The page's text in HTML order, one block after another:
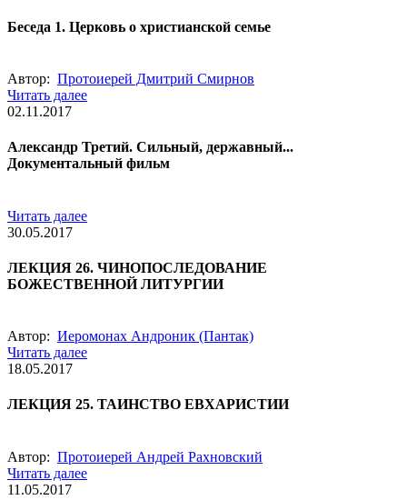
Беседа 1. Церковь о христианской семье
Автор: Протоиерей Дмитрий Смирнов
Читать далее
02.11.2017
Александр Третий. Сильный, державный...
Документальный фильм
Читать далее
30.05.2017
ЛЕКЦИЯ 26. ЧИНОПОСЛЕДОВАНИЕ
БОЖЕСТВЕННОЙ ЛИТУРГИИ
Автор: Иеромонах Андроник (Пантак)
Читать далее
18.05.2017
ЛЕКЦИЯ 25. ТАИНСТВО ЕВХАРИСТИИ
Автор: Протоиерей Андрей Рахновский
Читать далее
11.05.2017